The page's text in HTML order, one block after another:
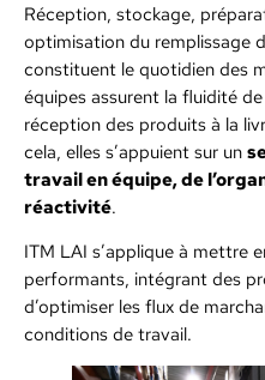
Réception, stockage,
optimisation du remplissage
constituent le quotidien des
équipes assurent la fluidité
réception des produits à la
cela, elles s’appuient sur un
travail en équipe, de
réactivité.
ITM LAI s’applique à mettre
performants, intégrant des
d’optimiser les flux de
conditions de travail.